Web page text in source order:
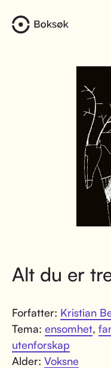
Alt du er
Forfatter: Kristian
Tema: ensomhet,
utenforskap
Alder: Voksne